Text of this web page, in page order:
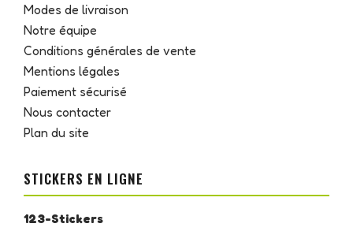
Modes de livraison
Notre équipe
Conditions générales de vente
Mentions légales
Paiement sécurisé
Nous contacter
Plan du site
STICKERS EN LIGNE
123-Stickers